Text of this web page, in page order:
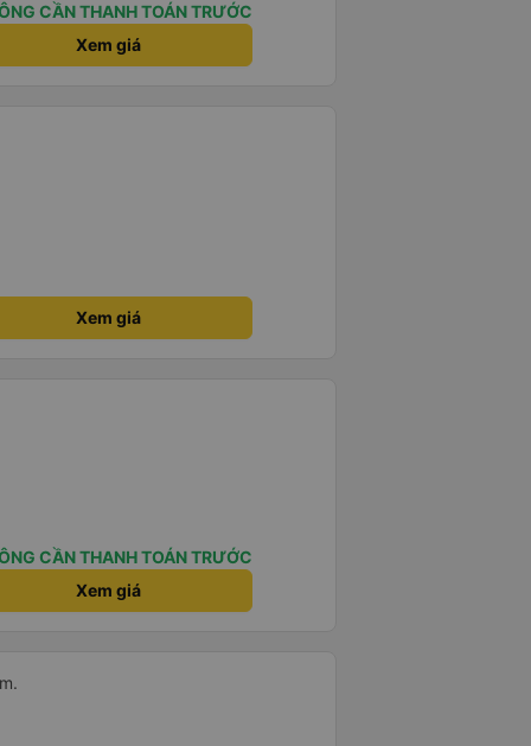
CẦN THANH TOÁN TRƯỚC
Xem giá
Xem giá
CẦN THANH TOÁN TRƯỚC
Xem giá